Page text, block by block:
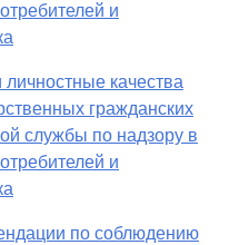
и
качества
гражданских
службы по надзору в
и
по соблюдению